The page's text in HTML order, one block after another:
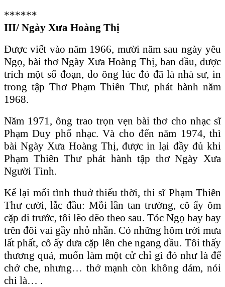
******
III/ Ngày Xưa Hoàng Thị
Được viết vào năm 1966, mười năm sau ngày yêu
Ngọ, bài thơ Ngày Xưa Hoàng Thị, ban đầu, được
trích một số đoạn, do ông lúc đó đã là nhà sư, in
trong tập Thơ Phạm Thiên Thư, phát hành năm
1968.
Năm 1971, ông trao trọn vẹn bài thơ cho nhạc sĩ
Phạm Duy phổ nhạc. Và cho đến năm 1974, thì
bài Ngày Xưa Hoàng Thị, được in lại đầy đủ khi
Phạm Thiên Thư phát hành tập thơ Ngày Xưa
Người Tình.
Kể lại mối tình thuở thiếu thời, thi sĩ Phạm Thiên
Thư cười, lắc đầu: Mỗi lần tan trường, cô ấy ôm
cặp đi trước, tôi lẽo đẽo theo sau. Tóc Ngọ bay bay
trên đôi vai gầy nhỏ nhắn. Có những hôm trời mưa
lất phất, cô ấy đưa cặp lên che ngang đầu. Tôi thấy
thương quá, muốn làm một cử chỉ gì đó như là để
chở che, nhưng… thở mạnh còn không dám, nói
chi là… .